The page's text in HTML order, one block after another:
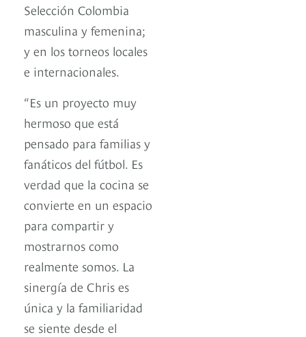
Selección Colombia
masculina y femenina;
y en los torneos locales
e internacionales.
“Es un proyecto muy
hermoso que está
pensado para familias y
fanáticos del fútbol. Es
verdad que la cocina se
convierte en un espacio
para compartir y
mostrarnos como
realmente somos. La
sinergía de Chris es
única y la familiaridad
se siente desde el